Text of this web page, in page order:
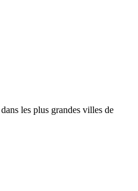
les plus grandes villes de